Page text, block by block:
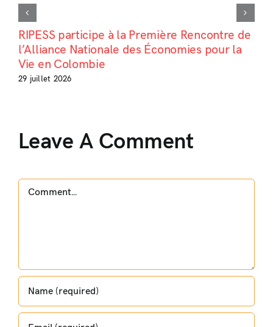
RIPESS participe à la Première Rencontre de
l’Alliance Nationale des Économies pour la
Vie en Colombie
29 juillet 2026
Leave A Comment
Comment